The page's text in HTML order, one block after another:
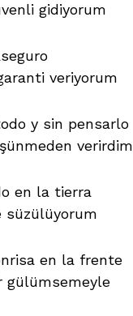
gidiyorum
veriyorum
y sin pensarlo
verirdim
en la tierra
süzülüyorum
en la frente
gülümsemeyle